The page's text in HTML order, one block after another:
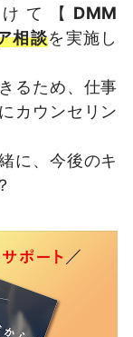
て【 DMM
相談を実施し
るため、仕事
カウンセリン
に、今後のキ